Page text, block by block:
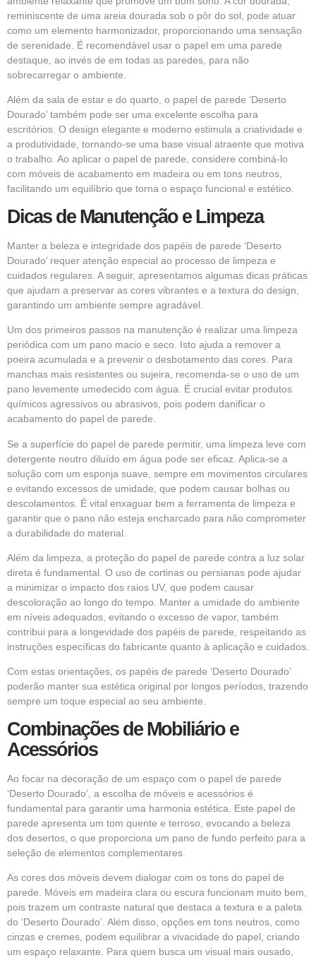
reminiscente de uma areia dourada sob o pôr do sol, pode atuar
como um elemento harmonizador, proporcionando uma sensação
de serenidade. É recomendável usar o papel em uma parede
destaque, ao invés de em todas as paredes, para não
sobrecarregar o ambiente.
Além da sala de estar e do quarto, o papel de parede ‘Deserto
Dourado’ também pode ser uma excelente escolha para
escritórios. O design elegante e moderno estimula a criatividade e
a produtividade, tornando-se uma base visual atraente que motiva
o trabalho. Ao aplicar o papel de parede, considere combiná-lo
com móveis de acabamento em madeira ou em tons neutros,
facilitando um equilíbrio que torna o espaço funcional e estético.
Dicas de Manutenção e Limpeza
Manter a beleza e integridade dos papéis de parede ‘Deserto
Dourado’ requer atenção especial ao processo de limpeza e
cuidados regulares. A seguir, apresentamos algumas dicas práticas
que ajudam a preservar as cores vibrantes e a textura do design,
garantindo um ambiente sempre agradável.
Um dos primeiros passos na manutenção é realizar uma limpeza
periódica com um pano macio e seco. Isto ajuda a remover a
poeira acumulada e a prevenir o desbotamento das cores. Para
manchas mais resistentes ou sujeira, recomenda-se o uso de um
pano levemente umedecido com água. É crucial evitar produtos
químicos agressivos ou abrasivos, pois podem danificar o
acabamento do papel de parede.
Se a superfície do papel de parede permitir, uma limpeza leve com
detergente neutro diluído em água pode ser eficaz. Aplica-se a
solução com um esponja suave, sempre em movimentos circulares
e evitando excessos de umidade, que podem causar bolhas ou
descolamentos. É vital enxaguar bem a ferramenta de limpeza e
garantir que o pano não esteja encharcado para não comprometer
a durabilidade do material.
Além da limpeza, a proteção do papel de parede contra a luz solar
direta é fundamental. O uso de cortinas ou persianas pode ajudar
a minimizar o impacto dos raios UV, que podem causar
descoloração ao longo do tempo. Manter a umidade do ambiente
em níveis adequados, evitando o excesso de vapor, também
contribui para a longevidade dos papéis de parede, respeitando as
instruções específicas do fabricante quanto à aplicação e cuidados.
Com estas orientações, os papéis de parede ‘Deserto Dourado’
poderão manter sua estética original por longos períodos, trazendo
sempre um toque especial ao seu ambiente.
Combinações de Mobiliário e
Acessórios
Ao focar na decoração de um espaço com o papel de parede
‘Deserto Dourado’, a escolha de móveis e acessórios é
fundamental para garantir uma harmonia estética. Este papel de
parede apresenta um tom quente e terroso, evocando a beleza
dos desertos, o que proporciona um pano de fundo perfeito para a
seleção de elementos complementares.
As cores dos móveis devem dialogar com os tons do papel de
parede. Móveis em madeira clara ou escura funcionam muito bem,
pois trazem um contraste natural que destaca a textura e a paleta
do ‘Deserto Dourado’. Além disso, opções em tons neutros, como
cinzas e cremes, podem equilibrar a vivacidade do papel, criando
um espaço relaxante. Para quem busca um visual mais ousado,